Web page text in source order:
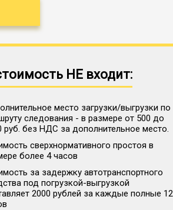
НЕ входит:
место загрузки/выгрузки по
следования - в размере от 500 до
руб. без НДС за дополнительное место.
сверхнормативного простоя в
более 4 часов
за задержку автотранспортного
под погрузкой-выгрузкой
2000 рублей за каждые полные 12